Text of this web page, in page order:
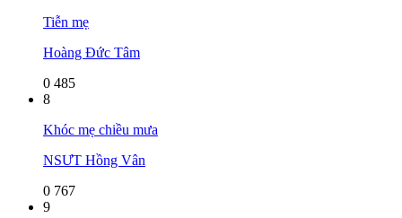
Tiễn mẹ
Hoàng Đức Tâm
0 485
8
Khóc mẹ chiều mưa
NSƯT Hồng Vân
0 767
9